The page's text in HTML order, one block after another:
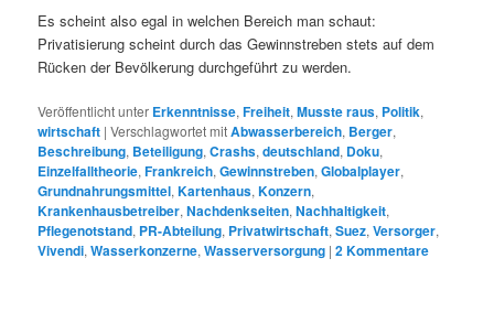
Es scheint also egal in welchen Bereich man schaut:
Privatisierung scheint durch das Gewinnstreben stets auf dem
Rücken der Bevölkerung durchgeführt zu werden.
Veröffentlicht unter Erkenntnisse,Freiheit,Musste raus, Politik,
wirtschaft |Verschlagwortet mitAbwasserbereich, Berger,
Beschreibung, Beteiligung,Crashs,deutschland, Doku,
Einzelfalltheorie,Frankreich,Gewinnstreben,Globalplayer,
Grundnahrungsmittel,Kartenhaus,Konzern,
Krankenhausbetreiber,Nachdenkseiten,Nachhaltigkeit,
Pflegenotstand, PR-Abteilung, Privatwirtschaft,Suez,Versorger,
Vivendi,Wasserkonzerne,Wasserversorgung |2Kommentare